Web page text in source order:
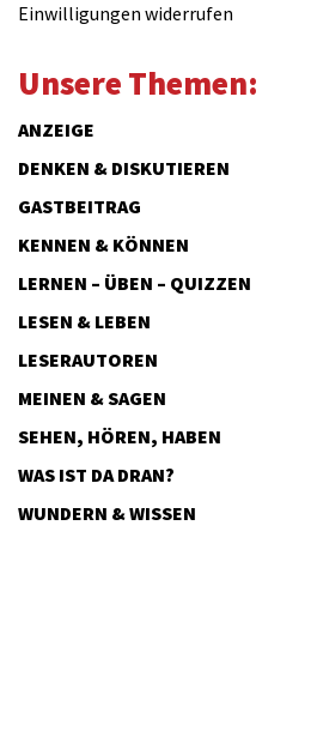
Einwilligungen widerrufen
Unsere Themen:
ANZEIGE
DENKEN & DISKUTIEREN
GASTBEITRAG
KENNEN & KÖNNEN
LERNEN – ÜBEN – QUIZZEN
LESEN & LEBEN
LESERAUTOREN
MEINEN & SAGEN
SEHEN, HÖREN, HABEN
WAS IST DA DRAN?
WUNDERN & WISSEN